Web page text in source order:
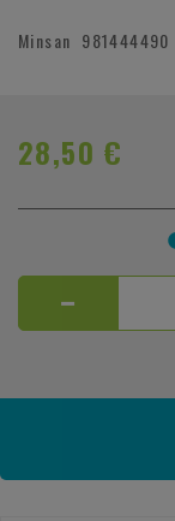
Minsan 981444490
28,50 €